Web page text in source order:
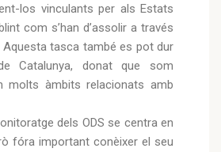
los vinculants per als Estats
com s’han d’assolir a través
Aquesta tasca també es pot dur
Catalunya, donat que som
molts àmbits relacionats amb
dels ODS se centra en
fóra important conèixer el seu